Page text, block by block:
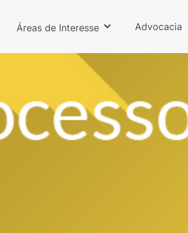
Áreas de Interesse Advocacia